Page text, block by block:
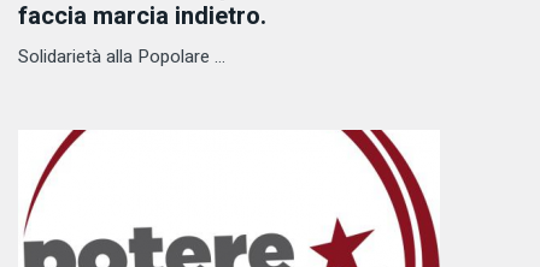
faccia marcia indietro.
Solidarietà alla Popolare ...